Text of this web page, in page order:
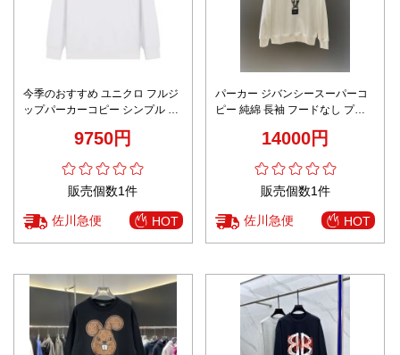
今季のおすすめ ユニクロ フルジ
ップパーカーコピー シンプル 純
9750円
販売個数1件
佐川急便 HOT
パーカー ジバンシースーパーコ
ピー 純綿 長袖 フードなし プリ
14000円
販売個数1件
佐川急便 HOT